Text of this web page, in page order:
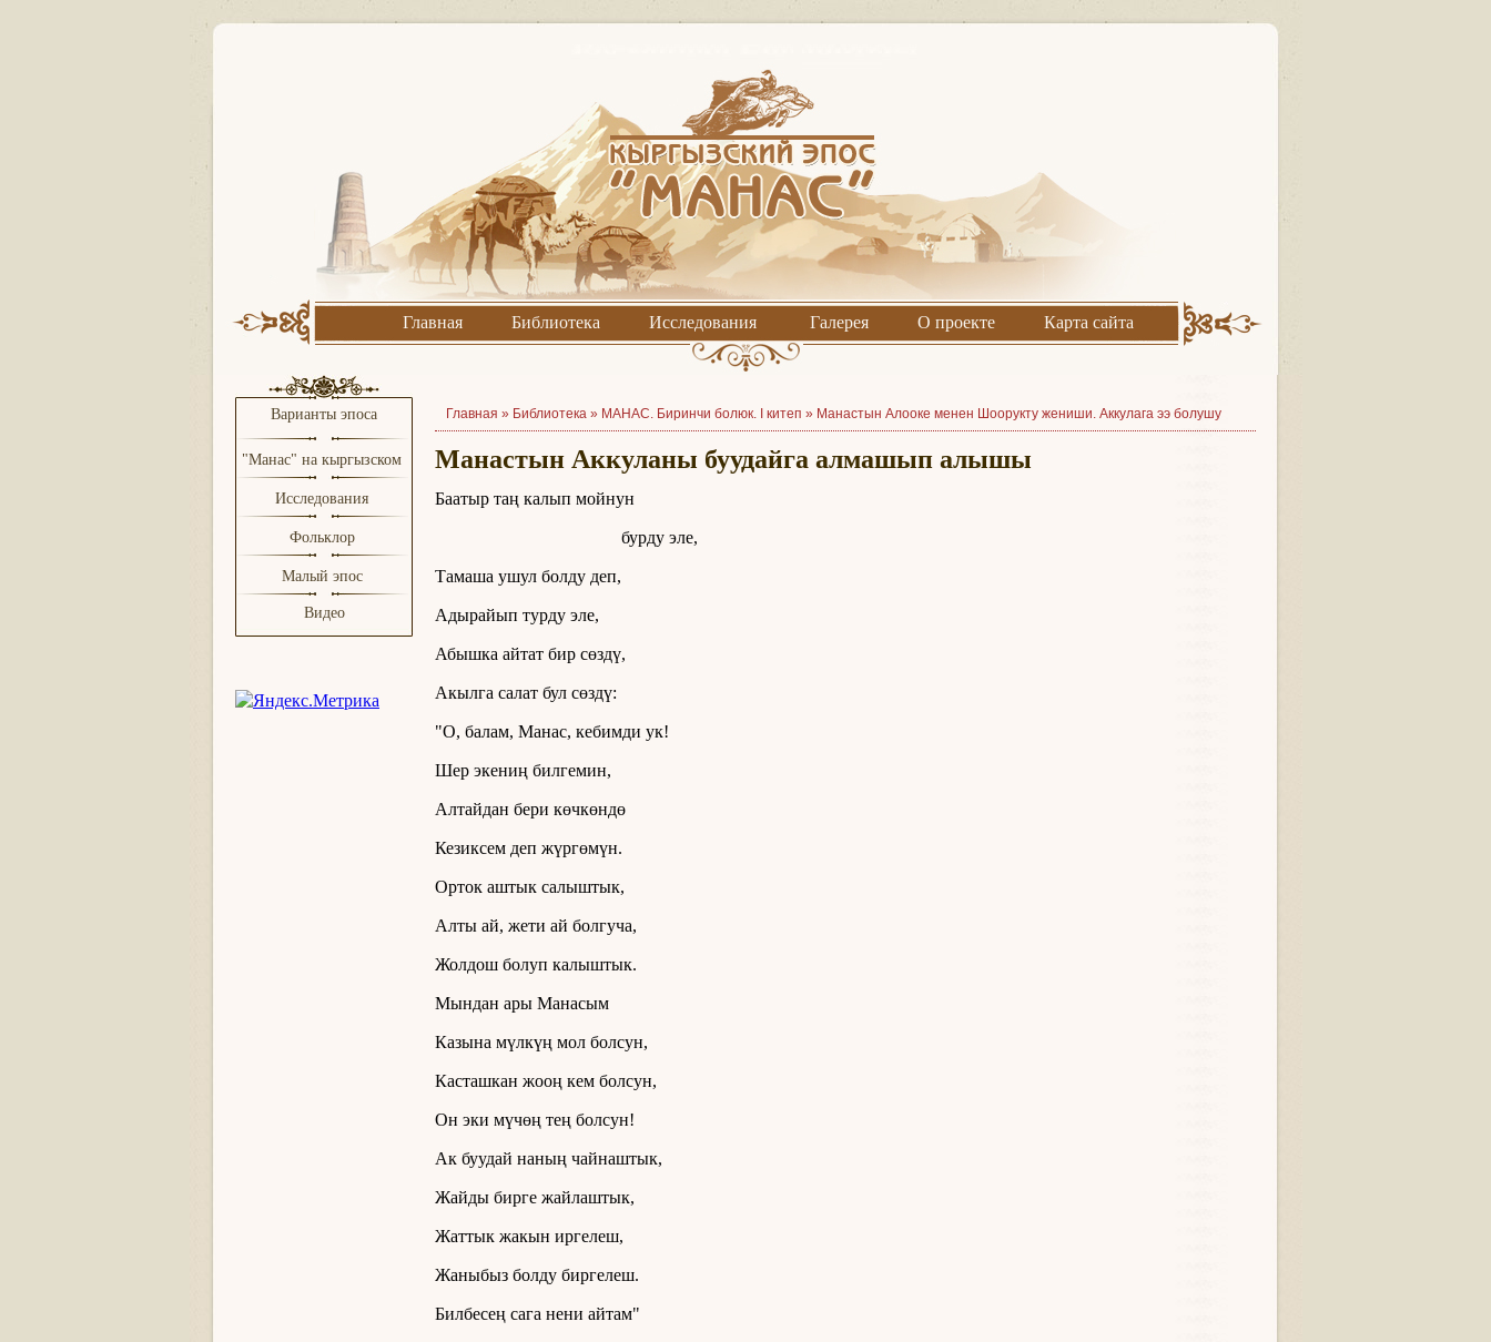
Главная Библиотека Исследования Галерея О проекте Карта сайта
Варианты эпоса
"Манас" на кыргызском
Исследования
Фольклор
Малый эпос
Видео
Главная » Библиотека » МАНАС. Биринчи болюк. I китеп » Манастын Алооке менен Шоорукту жениши. Аккулага ээ болушу
Манастын Аккуланы буудайга алмашып алышы
Баатыр таң калып мойнун
бурду эле,
Тамаша ушул болду деп,
Адырайып турду эле,
Абышка айтат бир сөздү,
Акылга салат бул сөздү:
"О, балам, Манас, кебимди ук!
Шер экениң билгемин,
Алтайдан бери көчкөндө
Кезиксем деп жүргөмүн.
Орток аштык салыштык,
Алты ай, жети ай болгуча,
Жолдош болуп калыштык.
Мындан ары Манасым
Казына мүлкүң мол болсун,
Касташкан жооң кем болсун,
Он эки мүчөң тең болсун!
Ак буудай наның чайнаштык,
Жайды бирге жайлаштык,
Жаттык жакын иргелеш,
Жаныбыз болду биргелеш.
Билбесең сага нени айтам"